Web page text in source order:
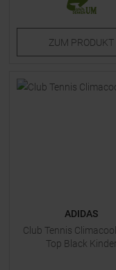
ZUM PRODUKT
ADIDAS
Club Tennis
Top Black Kinder